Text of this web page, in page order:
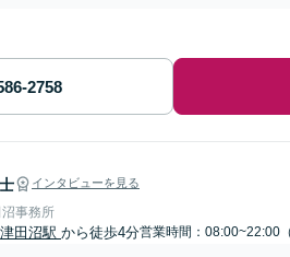
インタビューを見る
事務所
津田沼駅 から徒歩4分営業時間：08:00~22:00（